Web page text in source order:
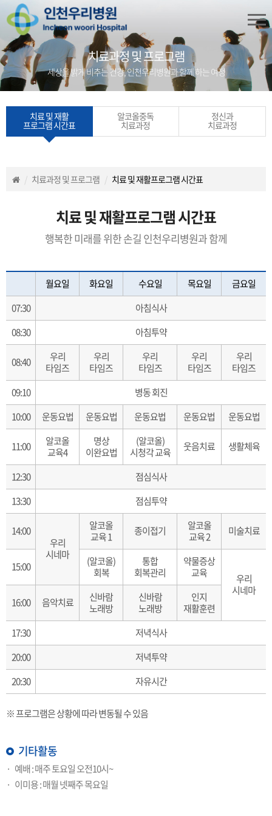
치료과정 및 프로그램
세상을 밝게 비추는 건강, 인천우리병원과 함께 하는 여정
치료 및 재활
프로그램 시간표
알코올중독
치료과정
정신과
치료과정
치료과정 및 프로그램 치료 및 재활프로그램 시간표
치료 및 재활프로그램 시간표
행복한 미래를 위한 손길 인천우리병원과 함께
월요일 화요일 수요일 목요일
금요일
07:30
아침식사
08:30
아침투약
08:40
우리
타임즈
우리
타임즈
우리
타임즈
우리
타임즈
우리
타임즈
09:10
병동 회진
10:00
운동요법 운동요법 운동요법 운동요법 운동요법
11:00
알코올
교육4
명상
이완요법
(알코올)
시청각 교육
웃음치료 생활체육
12:30
점심식사
13:30
점심투약
14:00
우리
시네마
알코올
교육 1
종이접기
알코올
교육 2
미술치료
15:00
(알코올)
회복
통합
회복관리
약물증상
교육
우리
시네마
16:00
음악치료
신바람
노래방
신바람
노래방
인지
재활훈련
17:30
저녁식사
20:00
저녁투약
20:30
자유시간
※ 프로그램은 상황에 따라 변동될 수 있음
기타활동
예배 : 매주 토요일 오전10시~
이미용 : 매월 넷째주 목요일